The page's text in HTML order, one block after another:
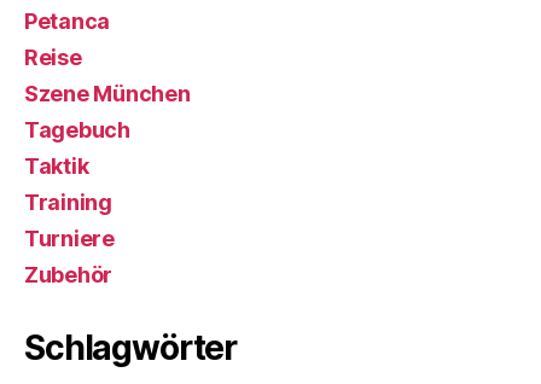
Petanca
Reise
Szene München
Tagebuch
Taktik
Training
Turniere
Zubehör
Schlagwörter